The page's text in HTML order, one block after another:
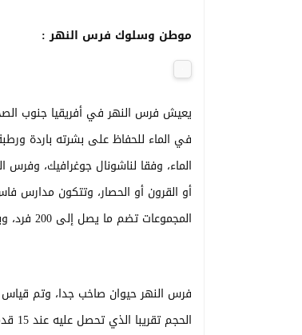
موطن وسلوك فرس النهر :
يعيش فرس النهر في أفريقيا جنوب
الماء، وفقا لناشونال جوغرافيك،
المجموعات تضم ما يصل إلى 200 فرد، وبغض النظر عن الحجم عادة ما يقود المدرسة ذكر مهيمن.